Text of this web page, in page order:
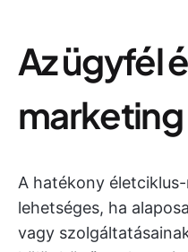
Az ügyfél
marketing
A hatékony
lehetséges, ha
vagy